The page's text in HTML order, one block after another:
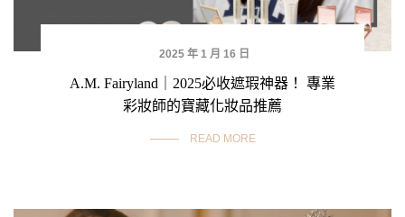
2025 年 1 月 16 日
A.M. Fairyland｜2025必收遮瑕神器！ 專業
彩妝師的寶藏化妝品推薦
READ MORE